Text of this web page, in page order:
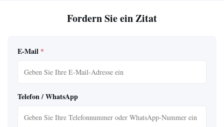
Fordern Sie ein Zitat
E-Mail *
Telefon / WhatsApp